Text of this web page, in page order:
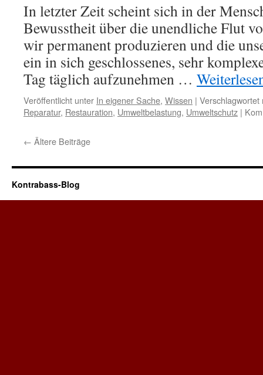
In letzter Zeit scheint sich in der
Bewusstheit über die unendliche Flut
wir permanent produzieren und die
ein in sich geschlossenes, sehr
Tag täglich aufzunehmen …
Veröffentlicht unter In eigener Sache, Wissen | Verschlagwortet
Reparatur, Restauration, Umweltbelastung, Umweltschutz |
← Ältere Beiträge
Kontrabass-Blog